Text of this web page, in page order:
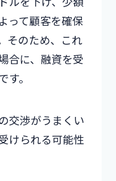
って顧客を確保
そのため、これ
合に、融資を受
。
交渉がうまくい
けられる可能性